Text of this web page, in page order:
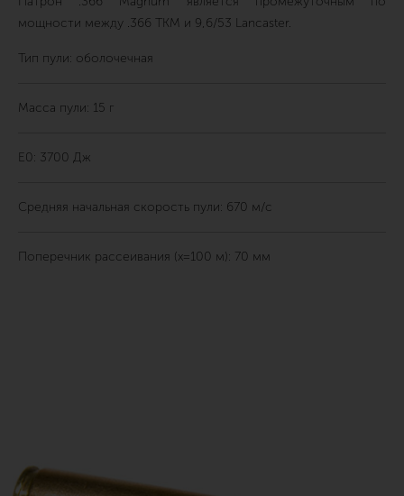
мощности между .366 ТКМ и 9,6/53 Lancaster.
Тип пули: оболочечная
Масса пули: 15 г
E0: 3700 Дж
Средняя начальная скорость пули: 670 м/с
Поперечник рассеивания (x=100 м): 70 мм